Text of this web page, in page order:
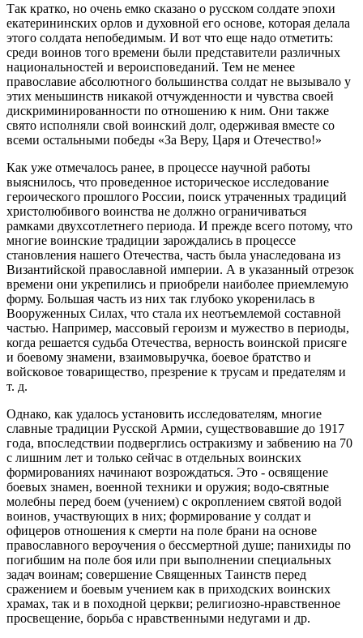
Так кратко, но очень емко сказано о русском солдате эпохи
екатерининских орлов и духовной его основе, которая делала
этого солдата непобедимым. И вот что еще надо отметить:
среди воинов того времени были представители различных
национальностей и вероисповеданий. Тем не менее
православие абсолютного большинства солдат не вызывало у
этих меньшинств никакой отчужденности и чувства своей
дискриминированности по отношению к ним. Они также
свято исполняли свой воинский долг, одерживая вместе со
всеми остальными победы «За Веру, Царя и Отечество!»
Как уже отмечалось ранее, в процессе научной работы
выяснилось, что проведенное историческое исследование
героического прошлого России, поиск утраченных традиций
христолюбивого воинства не должно ограничиваться
рамками двухсотлетнего периода. И прежде всего потому, что
многие воинские традиции зарождались в процессе
становления нашего Отечества, часть была унаследована из
Византийской православной империи. А в указанный отрезок
времени они укрепились и приобрели наиболее приемлемую
форму. Большая часть из них так глубоко укоренилась в
Вооруженных Силах, что стала их неотъемлемой составной
частью. Например, массовый героизм и мужество в периоды,
когда решается судьба Отечества, верность воинской присяге
и боевому знамени, взаимовыручка, боевое братство и
войсковое товарищество, презрение к трусам и предателям и
т. д.
Однако, как удалось установить исследователям, многие
славные традиции Русской Армии, существовавшие до 1917
года, впоследствии подверглись остракизму и забвению на 70
с лишним лет и только сейчас в отдельных воинских
формированиях начинают возрождаться. Это - освящение
боевых знамен, военной техники и оружия; водо-святные
молебны перед боем (учением) с окроплением святой водой
воинов, участвующих в них; формирование у солдат и
офицеров отношения к смерти на поле брани на основе
православного вероучения о бессмертной душе; панихиды по
погибшим на поле боя или при выполнении специальных
задач воинам; совершение Священных Таинств перед
сражением и боевым учением как в приходских воинских
храмах, так и в походной церкви; религиозно-нравственное
просвещение, борьба с нравственными недугами и др.